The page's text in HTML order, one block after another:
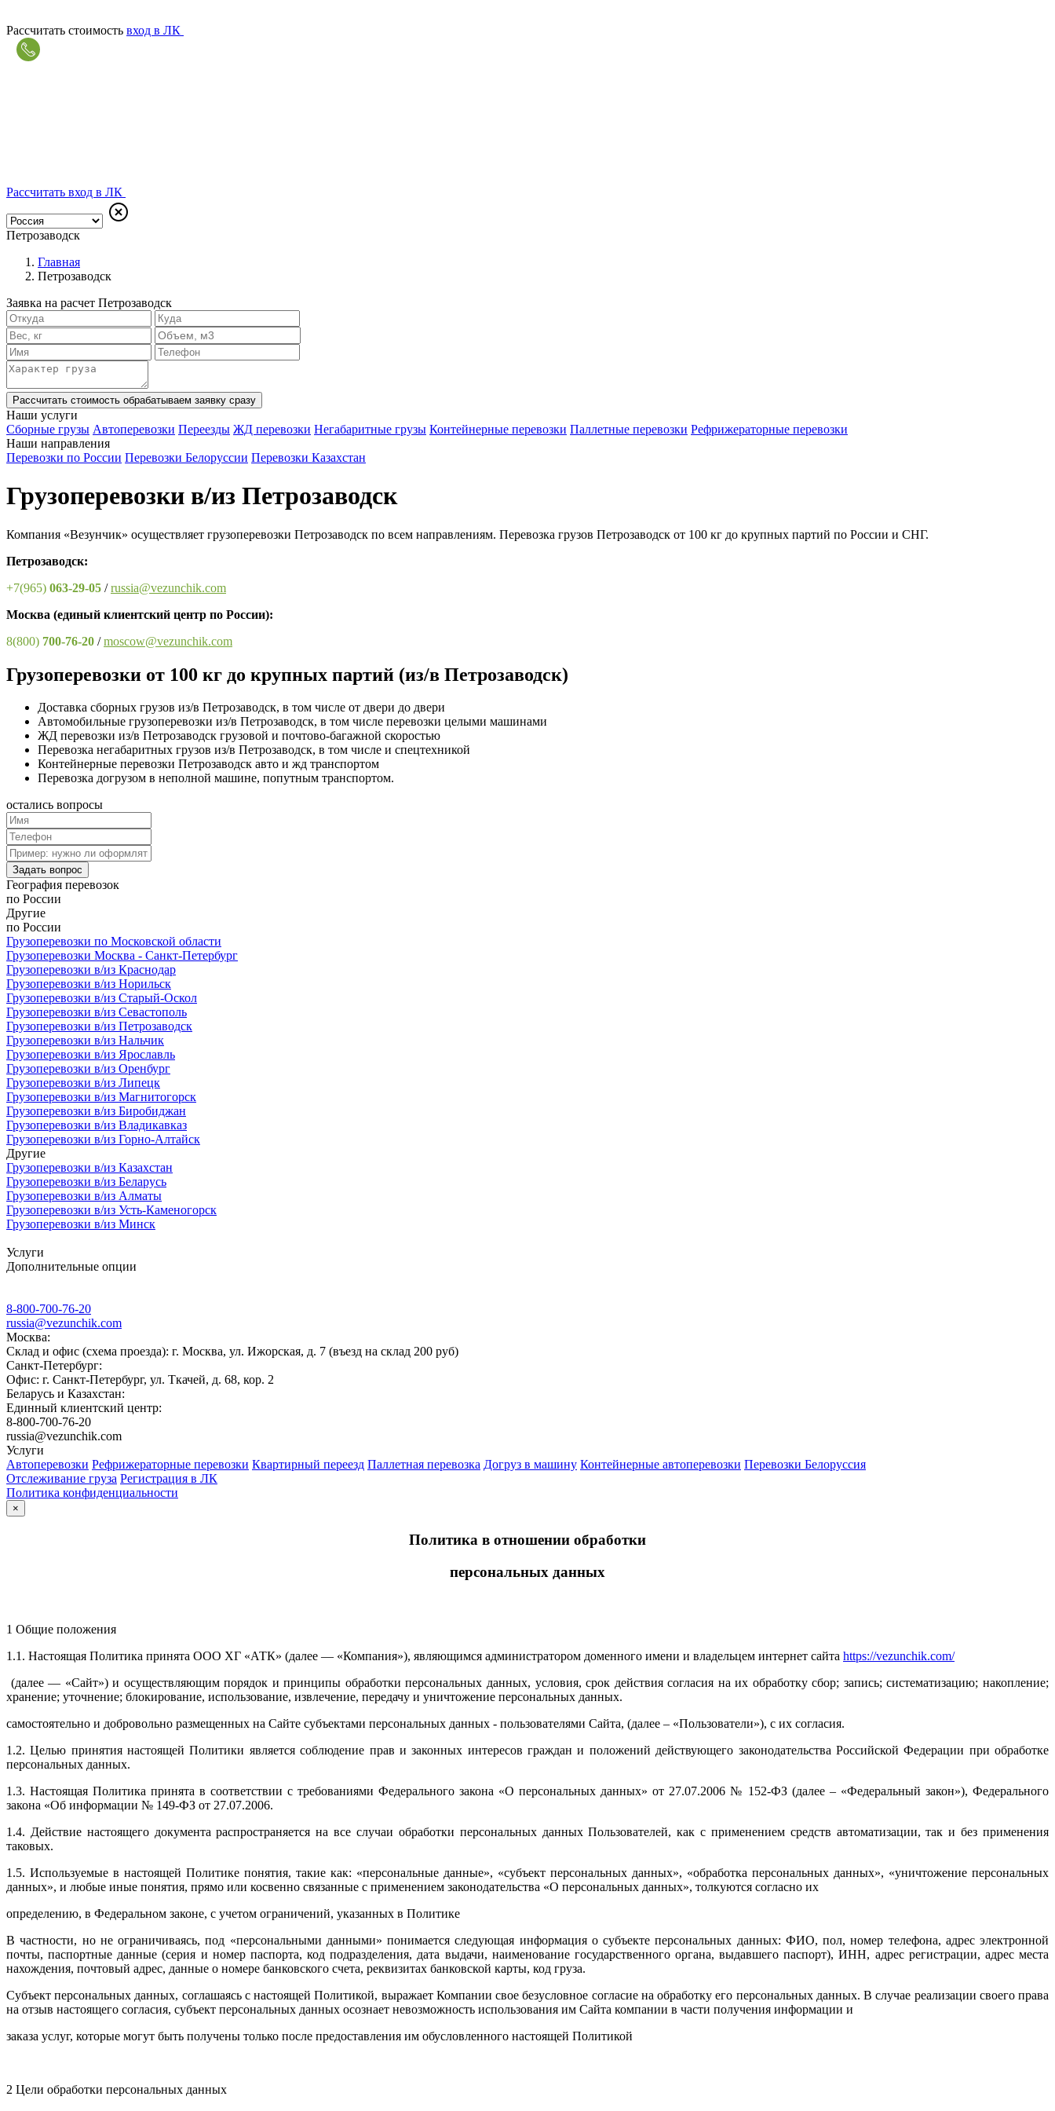
Рассчитать стоимость вход в ЛК
Рассчитать вход в ЛК
Петрозаводск
Главная
Петрозаводск
Заявка на расчет Петрозаводск
Рассчитать стоимость обрабатываем заявку сразу
Наши услуги
Сборные грузы Автоперевозки Переезды ЖД перевозки Негабаритные грузы Контейнерные перевозки Паллетные перевозки Рефрижераторные перевозки
Наши направления
Перевозки по России Перевозки Белоруссии Перевозки Казахстан
Грузоперевозки в/из Петрозаводск
Компания «Везунчик» осуществляет грузоперевозки Петрозаводск по всем направлениям. Перевозка грузов Петрозаводск от 100 кг до крупных партий по России и СНГ.
Петрозаводск:
+7(965) 063-29-05 /russia@vezunchik.com
Москва (единый клиентский центр по России):
8(800) 700-76-20 /moscow@vezunchik.com
Грузоперевозки от 100 кг до крупных партий (из/в Петрозаводск)
Доставка сборных грузов из/в Петрозаводск, в том числе от двери до двери
Автомобильные грузоперевозки из/в Петрозаводск, в том числе перевозки целыми машинами
ЖД перевозки из/в Петрозаводск грузовой и почтово-багажной скоростью
Перевозка негабаритных грузов из/в Петрозаводск, в том числе и спецтехникой
Контейнерные перевозки Петрозаводск авто и жд транспортом
Перевозка догрузом в неполной машине, попутным транспортом.
остались вопросы
Задать вопрос
География перевозок
по России
Другие
по России
Грузоперевозки по Московской области
Грузоперевозки Москва - Санкт-Петербург
Грузоперевозки в/из Краснодар
Грузоперевозки в/из Норильск
Грузоперевозки в/из Старый-Оскол
Грузоперевозки в/из Севастополь
Грузоперевозки в/из Петрозаводск
Грузоперевозки в/из Нальчик
Грузоперевозки в/из Ярославль
Грузоперевозки в/из Оренбург
Грузоперевозки в/из Липецк
Грузоперевозки в/из Магнитогорск
Грузоперевозки в/из Биробиджан
Грузоперевозки в/из Владикавказ
Грузоперевозки в/из Горно-Алтайск
Другие
Грузоперевозки в/из Казахстан
Грузоперевозки в/из Беларусь
Грузоперевозки в/из Алматы
Грузоперевозки в/из Усть-Каменогорск
Грузоперевозки в/из Минск
Услуги
Дополнительные опции
8-800-700-76-20
russia@vezunchik.com
Москва:
Склад и офис (схема проезда): г. Москва, ул. Ижорская, д. 7 (въезд на склад 200 руб)
Санкт-Петербург:
Офис: г. Санкт-Петербург, ул. Ткачей, д. 68, кор. 2
Беларусь и Казахстан:
Единный клиентский центр:
8-800-700-76-20
russia@vezunchik.com
Услуги
Автоперевозки Рефрижераторные перевозки Квартирный переезд Паллетная перевозка Догруз в машину Контейнерные автоперевозки Перевозки Белоруссия
Отслеживание груза Регистрация в ЛК
Политика конфиденциальности
×
Политика в отношении обработки
персональных данных
1 Общие положения
1.1. Настоящая Политика принята ООО ХГ «АТК» (далее — «Компания»), являющимся администратором доменного имени и владельцем интернет сайта https://vezunchik.com/
(далее — «Сайт») и осуществляющим порядок и принципы обработки персональных данных, условия, срок действия согласия на их обработку сбор; запись; систематизацию; накопление;
хранение; уточнение; блокирование, использование, извлечение, передачу и уничтожение персональных данных.
самостоятельно и добровольно размещенных на Сайте субъектами персональных данных - пользователями Сайта, (далее – «Пользователи»), с их согласия.
1.2. Целью принятия настоящей Политики является соблюдение прав и законных интересов граждан и положений действующего законодательства Российской Федерации при обработке
персональных данных.
1.3. Настоящая Политика принята в соответствии с требованиями Федерального закона «О персональных данных» от 27.07.2006 № 152-ФЗ (далее – «Федеральный закон»), Федерального
закона «Об информации № 149-ФЗ от 27.07.2006.
1.4. Действие настоящего документа распространяется на все случаи обработки персональных данных Пользователей, как с применением средств автоматизации, так и без применения
таковых.
1.5. Используемые в настоящей Политике понятия, такие как: «персональные данные», «субъект персональных данных», «обработка персональных данных», «уничтожение персональных
данных», и любые иные понятия, прямо или косвенно связанные с применением законодательства «О персональных данных», толкуются согласно их
определению, в Федеральном законе, с учетом ограничений, указанных в Политике
В частности, но не ограничиваясь, под «персональными данными» понимается следующая информация о субъекте персональных данных: ФИО, пол, номер телефона, адрес электронной
почты, паспортные данные (серия и номер паспорта, код подразделения, дата выдачи, наименование государственного органа, выдавшего паспорт), ИНН, адрес регистрации, адрес места
нахождения, почтовый адрес, данные о номере банковского счета, реквизитах банковской карты, код груза.
Субъект персональных данных, соглашаясь с настоящей Политикой, выражает Компании свое безусловное согласие на обработку его персональных данных. В случае реализации своего права
на отзыв настоящего согласия, субъект персональных данных осознает невозможность использования им Сайта компании в части получения информации и
заказа услуг, которые могут быть получены только после предоставления им обусловленного настоящей Политикой
2 Цели обработки персональных данных